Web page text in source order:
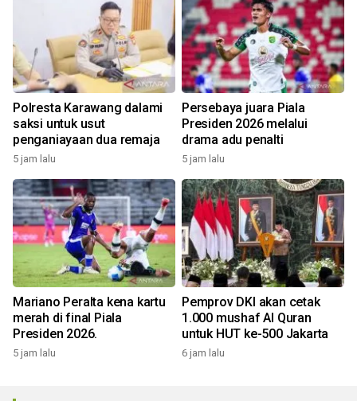
Polresta Karawang dalami
saksi untuk usut
penganiayaan dua remaja
5 jam lalu
Persebaya juara Piala
Presiden 2026 melalui
drama adu penalti
5 jam lalu
Mariano Peralta kena kartu
merah di final Piala
Presiden 2026.
5 jam lalu
Pemprov DKI akan cetak
1.000 mushaf Al Quran
untuk HUT ke-500 Jakarta
6 jam lalu